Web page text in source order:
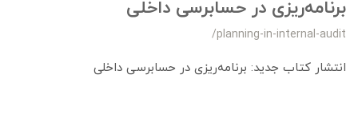
برنامه‌ریزی در حسابرسی داخلی
/planning-in-internal-audit
انتشار کتاب جدید: برنامه‌ریزی در حسابرسی داخلی